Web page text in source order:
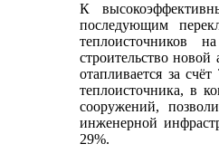
К
последующим
теплоисточников
строительство
отапливается за
теплоисточника, в
сооружений,
инженерной
29%.